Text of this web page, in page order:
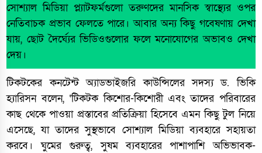
সোশ্যাল মিডিয়া প্ল্যাটফর্মগুলো তরুণদের মানসিক স্বাস্থ্যের ওপর
নেতিবাচক প্রভাব ফেলতে পারে। আবার অন্য কিছু গবেষণায় দেখা
যায়, ছোট দৈর্ঘ্যের ভিডিওগুলোর ফলে মনোযোগের অভাবও দেখা
দেয়।
টিকটকের কনটেন্ট অ্যাডভাইজরি কাউন্সিলের সদস্য ড. ভিকি
হ্যারিসন বলেন, ‘টিকটক কিশোর-কিশোরী এবং তাদের পরিবারের
কাছ থেকে পাওয়া প্রস্তাবের প্রতিক্রিয়া হিসেবে এমন কিছু টুল নিয়ে
এসেছে, যা তাদের সুস্থভাবে সোশ্যাল মিডিয়া ব্যবহারে সহায়তা
করবে। ঘুমের গুরুত্ব, সুষম ব্যবহারের পাশাপাশি অভিভাবক-